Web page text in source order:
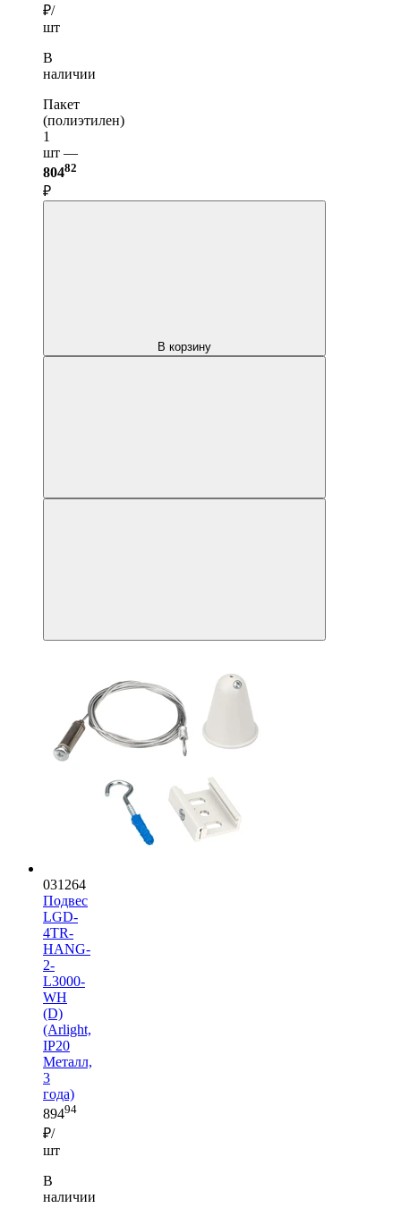
₽/
шт
В
наличии
Пакет
(полиэтилен)
1
шт —
80482
₽
В корзину
031264
Подвес
LGD-
4TR-
HANG-
2-
L3000-
WH
(D)
(Arlight,
IP20
Металл,
3
года)
89494
₽/
шт
В
наличии